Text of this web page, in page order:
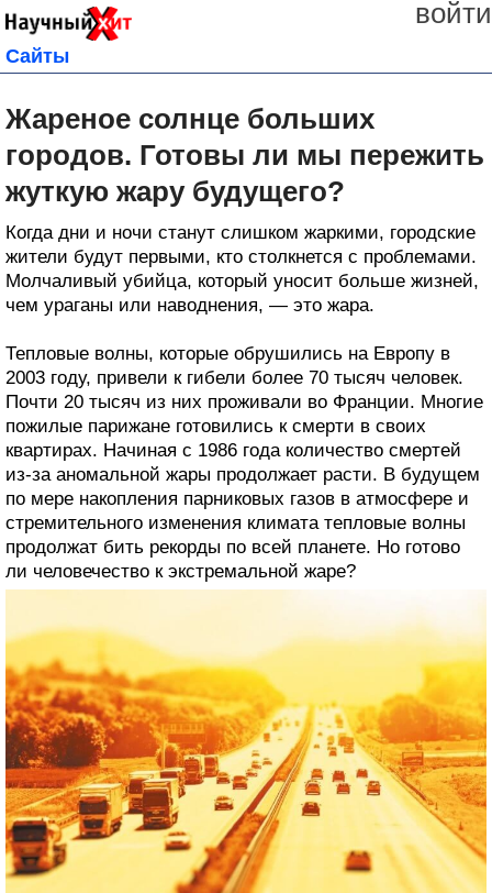
войти
Сайты
Жареное солнце больших
городов. Готовы ли мы пережить
жуткую жару будущего?
Когда дни и ночи станут слишком жаркими, городские
жители будут первыми, кто столкнется с проблемами.
Молчаливый убийца, который уносит больше жизней,
чем ураганы или наводнения, — это жара.
Тепловые волны, которые обрушились на Европу в
2003 году, привели к гибели более 70 тысяч человек.
Почти 20 тысяч из них проживали во Франции. Многие
пожилые парижане готовились к смерти в своих
квартирах. Начиная с 1986 года количество смертей
из-за аномальной жары продолжает расти. В будущем
по мере накопления парниковых газов в атмосфере и
стремительного изменения климата тепловые волны
продолжат бить рекорды по всей планете. Но готово
ли человечество к экстремальной жаре?